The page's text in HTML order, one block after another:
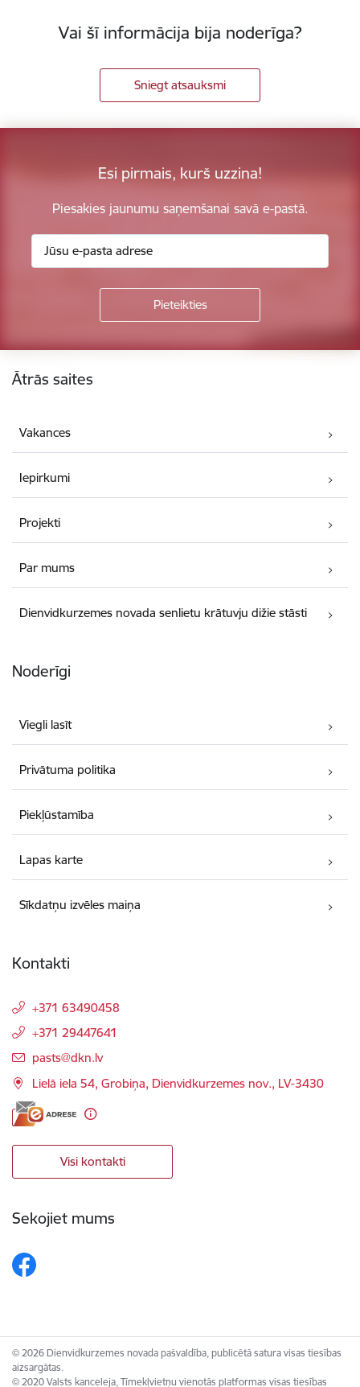
Vai šī informācija bija noderīga?
Sniegt atsauksmi
Esi pirmais, kurš uzzina!
Piesakies jaunumu saņemšanai savā e-pastā.
Ātrās saites
Vakances
Iepirkumi
Projekti
Par mums
Dienvidkurzemes novada senlietu krātuvju dižie stāsti
Noderīgi
Viegli lasīt
Privātuma politika
Piekļūstamība
Lapas karte
Sīkdatņu izvēles maiņa
Kontakti
+371 63490458
+371 29447641
E-pasts:
pasts@dkn.lv
Lielā iela 54, Grobiņa, Dienvidkurzemes nov., LV-3430
Visi kontakti
Sekojiet mums
© 2026 Dienvidkurzemes novada pašvaldība, publicētā satura visas tiesības
aizsargātas.
© 2020 Valsts kanceleja, Tīmekļvietņu vienotās platformas visas tiesības